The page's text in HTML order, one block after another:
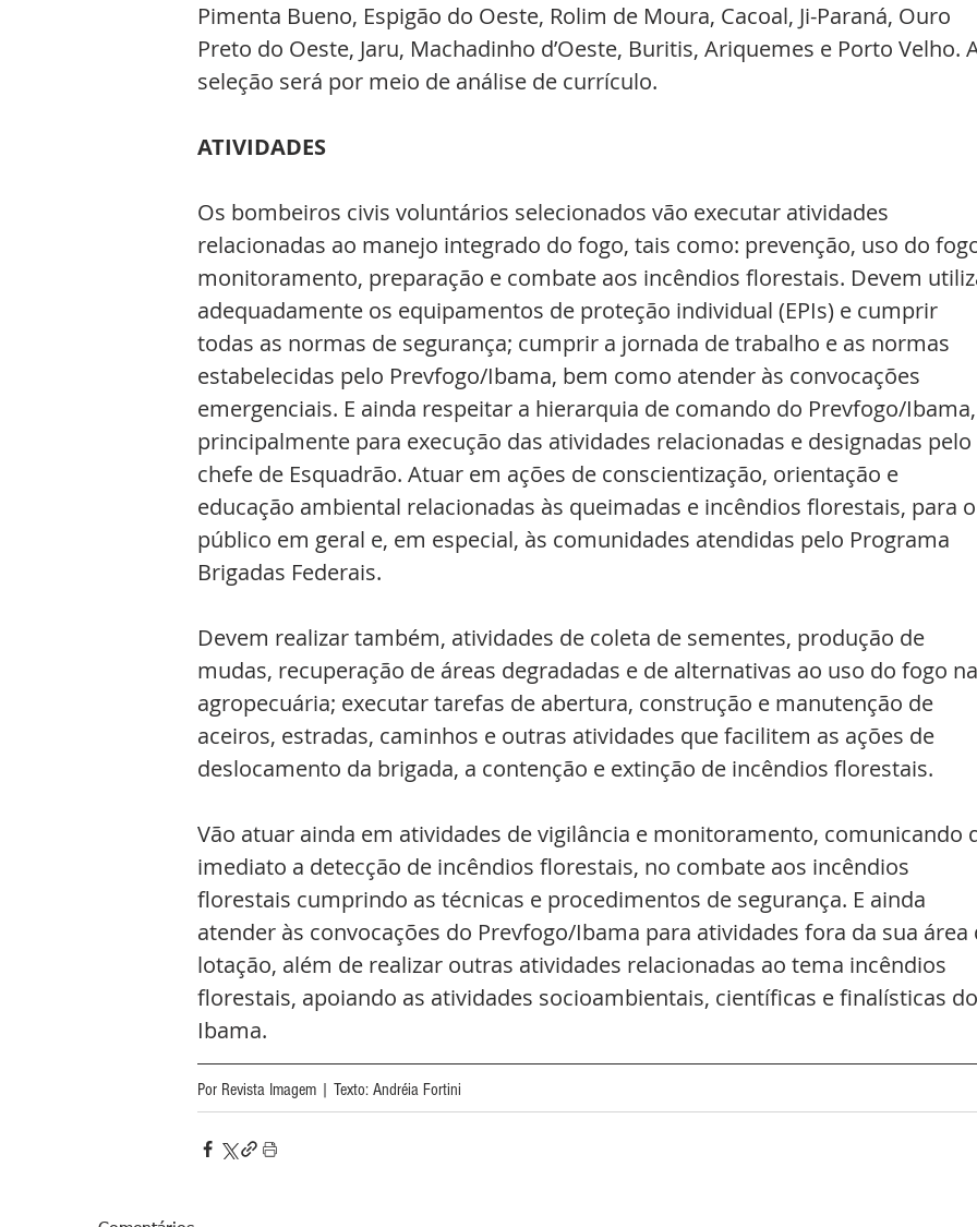
Pimenta Bueno, Espigão do Oeste, Rolim de Moura, Cacoal, Ji-Paraná, Ouro
Preto do Oeste, Jaru, Machadinho d’Oeste, Buritis, Ariquemes e Porto Velho.
seleção será por meio de análise de currículo.
ATIVIDADES
Os bombeiros civis voluntários selecionados vão executar atividades
relacionadas ao manejo integrado do fogo, tais como: prevenção, uso do
monitoramento, preparação e combate aos incêndios florestais. Devem
adequadamente os equipamentos de proteção individual (EPIs) e cumprir
todas as normas de segurança; cumprir a jornada de trabalho e as normas
estabelecidas pelo Prevfogo/Ibama, bem como atender às convocações
emergenciais. E ainda respeitar a hierarquia de comando do Prevfogo/
principalmente para execução das atividades relacionadas e designadas pelo
chefe de Esquadrão. Atuar em ações de conscientização, orientação e
educação ambiental relacionadas às queimadas e incêndios florestais, para
público em geral e, em especial, às comunidades atendidas pelo Programa
Brigadas Federais.
Devem realizar também, atividades de coleta de sementes, produção de
mudas, recuperação de áreas degradadas e de alternativas ao uso do fogo
agropecuária; executar tarefas de abertura, construção e manutenção de
aceiros, estradas, caminhos e outras atividades que facilitem as ações de
deslocamento da brigada, a contenção e extinção de incêndios florestais.
Vão atuar ainda em atividades de vigilância e monitoramento, comunicando
imediato a detecção de incêndios florestais, no combate aos incêndios
florestais cumprindo as técnicas e procedimentos de segurança. E ainda
atender às convocações do Prevfogo/Ibama para atividades fora da sua
lotação, além de realizar outras atividades relacionadas ao tema incêndios
florestais, apoiando as atividades socioambientais, científicas e finalísticas
Ibama.
Por Revista Imagem | Texto: Andréia Fortini